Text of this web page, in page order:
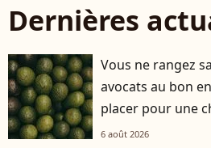
Dernières
Vous ne rangez
avocats au bon
placer pour une
6 août 2026